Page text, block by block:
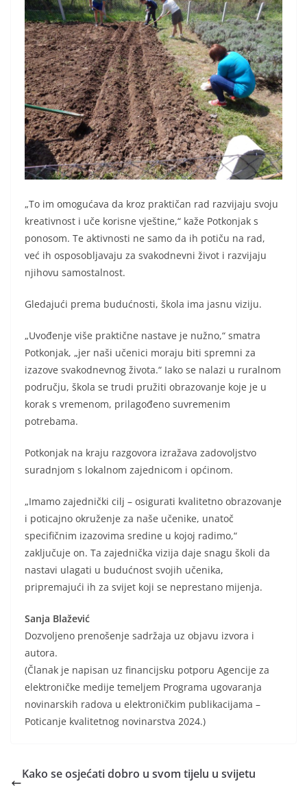
„To im omogućava da kroz praktičan rad razvijaju svoju
kreativnost i uče korisne vještine,“ kaže Potkonjak s
ponosom. Te aktivnosti ne samo da ih potiču na rad,
već ih osposobljavaju za svakodnevni život i razvijaju
njihovu samostalnost.
Gledajući prema budućnosti, škola ima jasnu viziju.
„Uvođenje više praktične nastave je nužno,“ smatra
Potkonjak, „jer naši učenici moraju biti spremni za
izazove svakodnevnog života.“ Iako se nalazi u ruralnom
području, škola se trudi pružiti obrazovanje koje je u
korak s vremenom, prilagođeno suvremenim
potrebama.
Potkonjak na kraju razgovora izražava zadovoljstvo
suradnjom s lokalnom zajednicom i općinom.
„Imamo zajednički cilj – osigurati kvalitetno obrazovanje
i poticajno okruženje za naše učenike, unatoč
specifičnim izazovima sredine u kojoj radimo,“
zaključuje on. Ta zajednička vizija daje snagu školi da
nastavi ulagati u budućnost svojih učenika,
pripremajući ih za svijet koji se neprestano mijenja.
Sanja Blažević
Dozvoljeno prenošenje sadržaja uz objavu izvora i
autora.
(Članak je napisan uz financijsku potporu Agencije za
elektroničke medije temeljem Programa ugovaranja
novinarskih radova u elektroničkim publikacijama –
Poticanje kvalitetnog novinarstva 2024.)
Kako se osjećati dobro u svom tijelu u svijetu